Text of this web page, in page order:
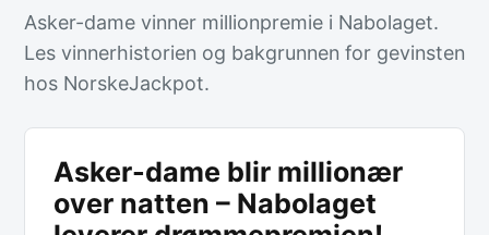
Asker-dame vinner millionpremie i Nabolaget.
Les vinnerhistorien og bakgrunnen for gevinsten
hos NorskeJackpot.
Asker-dame blir millionær
over natten – Nabolaget